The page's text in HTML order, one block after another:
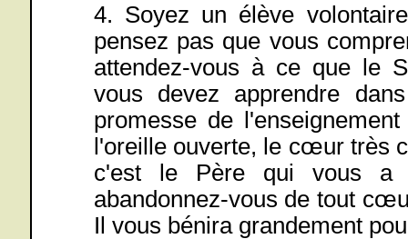
4. Soyez un élève
pensez pas que vous
attendez-vous à ce que le
vous devez apprendre
promesse de
l'oreille ouverte, le cœur très
c'est le Père qui vous a
abandonnez-vous de tout
Il vous bénira grandement